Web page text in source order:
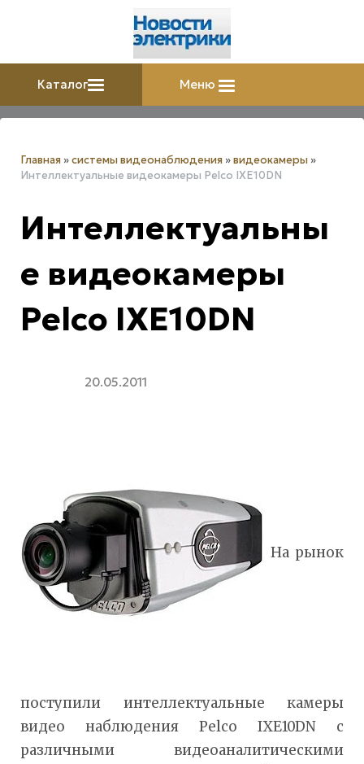
Каталог Меню
Главная »системы видеонаблюдения »видеокамеры »
Интеллектуальные видеокамеры Pelco IXE10DN
Интеллектуальны
е видеокамеры
Pelco IXE10DN
20.05.2011
На рынок
поступили интеллектуальные камеры
видео наблюдения Pelco IXE10DN с
различными видеоаналитическими